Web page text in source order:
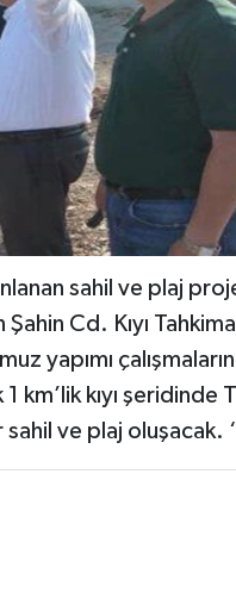
sahil ve plaj
Cd. Kıyı
yapımı
km’lik kıyı şeridinde
ve plaj oluşacak.